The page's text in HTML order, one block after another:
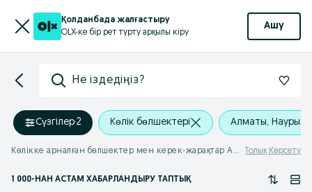
Қолданбада жалғастыру
OLX-ке бір рет түрту арқылы кіру
Ашу
Не іздедіңіз?
Сүзгілер·2 Көлік бөлшектері Алматы,
Көлікке арналған бөлшектер мен керек-жарақтар Алматы Толық Көрсету
1 000-НАН АСТАМ ХАБАРЛАНДЫРУ ТАПТЫҚ